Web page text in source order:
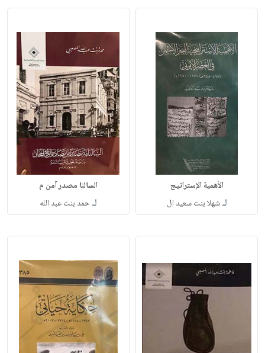
الأهمية الإستراتيج
لـشهلا بنت سعيد ال
السالنا مصدر آمن م
لـحمد بنت عبد الله